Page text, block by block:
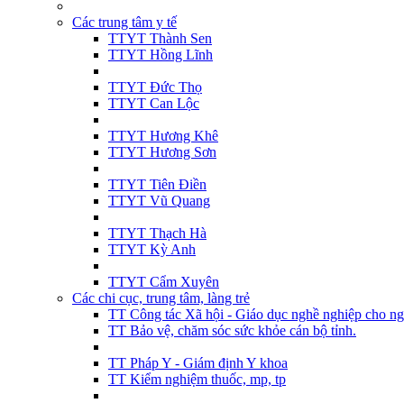
Các trung tâm y tế
TTYT Thành Sen
TTYT Hồng Lĩnh
TTYT Đức Thọ
TTYT Can Lộc
TTYT Hương Khê
TTYT Hương Sơn
TTYT Tiên Điền
TTYT Vũ Quang
TTYT Thạch Hà
TTYT Kỳ Anh
TTYT Cẩm Xuyên
Các chi cục, trung tâm, làng trẻ
TT Công tác Xã hội - Giáo dục nghề nghiệp cho
TT Bảo vệ, chăm sóc sức khỏe cán bộ tỉnh.
TT Pháp Y - Giám định Y khoa
TT Kiểm nghiệm thuốc, mp, tp